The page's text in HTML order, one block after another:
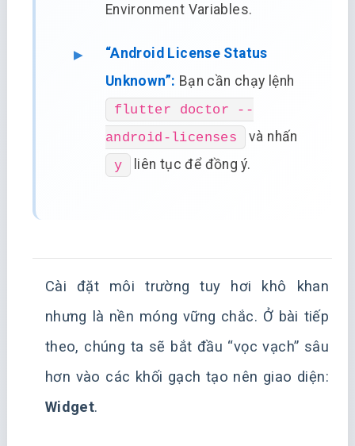
Environment Variables.
“Android License Status
Unknown”: Bạn cần chạy lệnh
flutter doctor --
android-licenses
và nhấn
y liên tục để đồng ý.
Cài đặt môi trường tuy hơi khô khan
nhưng là nền móng vững chắc. Ở bài tiếp
theo, chúng ta sẽ bắt đầu “vọc vạch” sâu
hơn vào các khối gạch tạo nên giao diện:
Widget.